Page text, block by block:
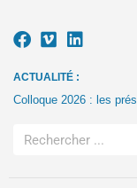
ACTUALITÉ :
Colloque 2026 : les